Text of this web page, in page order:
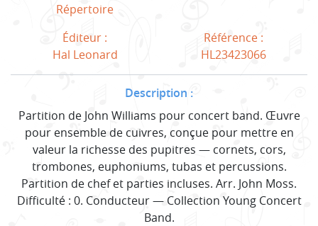
Répertoire
Éditeur :
Hal Leonard
Référence :
HL23423066
Description :
Partition de John Williams pour concert band. Œuvre
pour ensemble de cuivres, conçue pour mettre en
valeur la richesse des pupitres — cornets, cors,
trombones, euphoniums, tubas et percussions.
Partition de chef et parties incluses. Arr. John Moss.
Difficulté : 0. Conducteur — Collection Young Concert
Band.